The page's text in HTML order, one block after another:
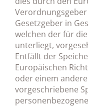
Gesetzgeber in
welchen der für
unterliegt,
Entfällt der
Europäischen
oder einem
vorgeschriebene